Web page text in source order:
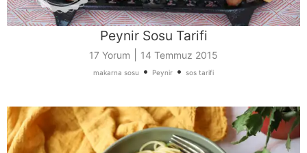
Peynir Sosu Tarifi
17 Yorum 14 Temmuz 2015
makarna sosu • Peynir • sos tarifi